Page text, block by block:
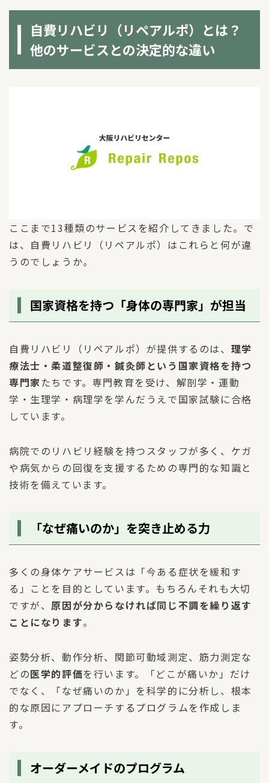
自費リハビリ（リペアルポ）とは？
他のサービスとの決定的な違い
ここまで13種類のサービスを紹介してきました。で
は、自費リハビリ（リペアルポ）はこれらと何が違
うのでしょうか。
国家資格を持つ「身体の専門家」が担当
自費リハビリ（リペアルポ）が提供するのは、 理学
療法士・柔道整復師・鍼灸師という国家資格を持つ
専門家たちです。専門教育を受け、解剖学・運動
学・生理学・病理学を学んだうえで国家試験に合格
しています。
病院でのリハビリ経験を持つスタッフが多く、ケガ
や病気からの回復を支援するための専門的な知識と
技術を備えています。
「なぜ痛いのか」を突き止める力
多くの身体ケアサービスは「今ある症状を緩和す
る」ことを目的としています。もちろんそれも大切
ですが、 原因が分からなければ同じ不調を繰り返す
ことになります。
姿勢分析、動作分析、関節可動域測定、筋力測定な
どの医学的評価を行います。「どこが痛いか」だけ
でなく、「なぜ痛いのか」を科学的に分析し、根本
的な原因にアプローチするプログラムを作成しま
す。
オーダーメイドのプログラム